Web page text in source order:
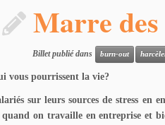
Marre des
Billet publié dans burn-out
vous pourrissent la vie?
sur leurs sources de stress en
on travaille en entreprise et